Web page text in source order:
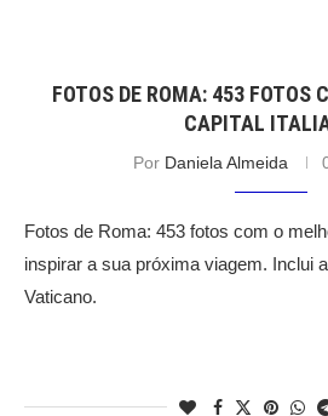
FOTOS DE ROMA: 453 FOTOS
CAPITAL
Por Daniela Almeida
Fotos de Roma: 453 fotos com o
inspirar a sua próxima viagem. Inclui
Vaticano.